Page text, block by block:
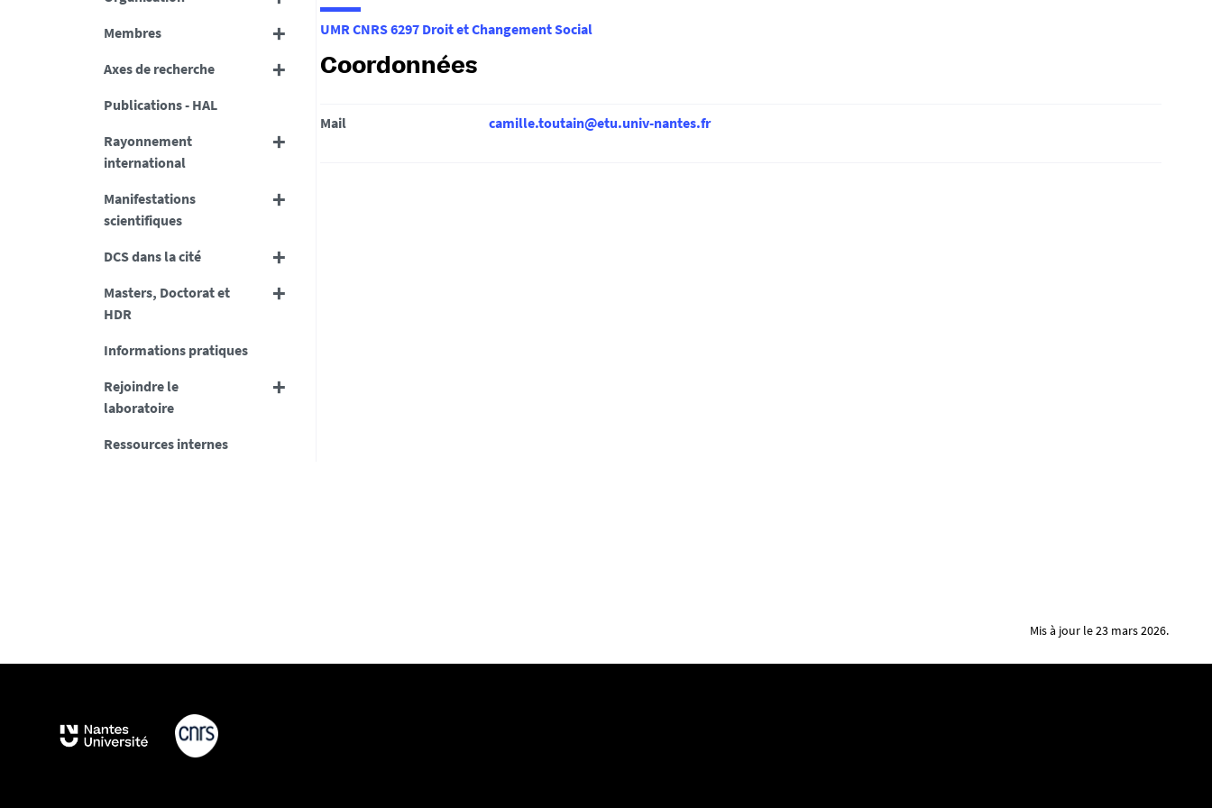
Membres
Axes de recherche
Publications - HAL
Rayonnement
international
Manifestations
scientifiques
DCS dans la cité
Masters, Doctorat et
HDR
Informations pratiques
Rejoindre le
laboratoire
Ressources internes
UMR CNRS 6297 Droit et Changement Social
Coordonnées
Mail camille.toutain@etu.univ-nantes.fr
Mis à jour le 23 mars 2026.